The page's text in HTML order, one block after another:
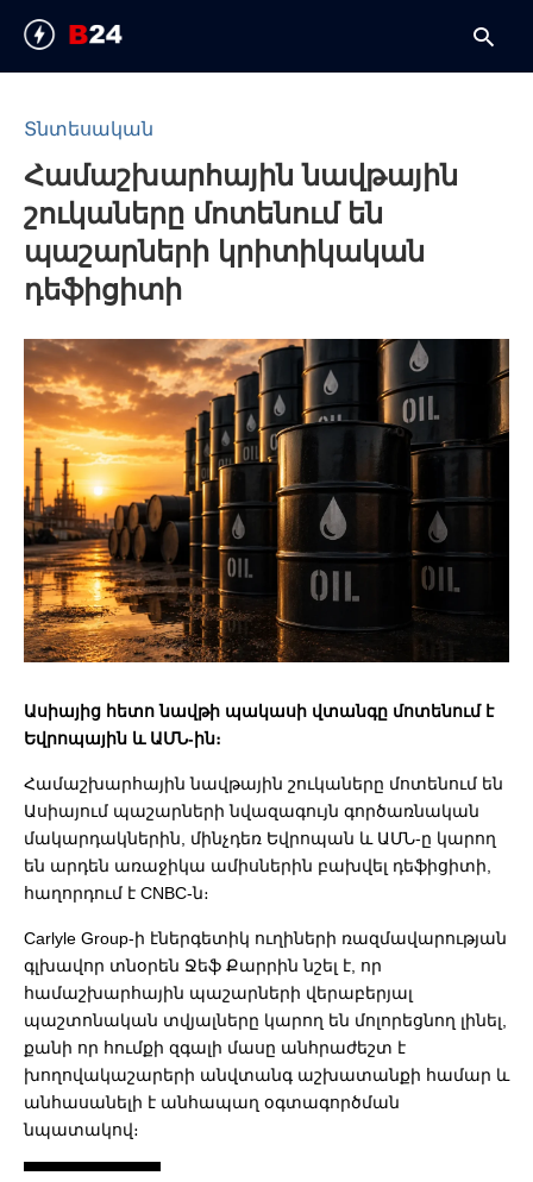
Տնտեսական
Համաշխարհային նավթային
շուկաները մոտենում են
պաշարների կրիտիկական
դեֆիցիտի
Ասիայից հետո նավթի պակասի վտանգը մոտենում է
Եվրոպային և ԱՄՆ-ին։
Համաշխարհային նավթային շուկաները մոտենում են
Ասիայում պաշարների նվազագույն գործառնական
մակարդակներին, մինչդեռ Եվրոպան և ԱՄՆ-ը կարող
են արդեն առաջիկա ամիսներին բախվել դեֆիցիտի,
հաղորդում է CNBC-ն։
Carlyle Group-ի էներգետիկ ուղիների ռազմավարության
գլխավոր տնօրեն Ջեֆ Քարրին նշել է, որ
համաշխարհային պաշարների վերաբերյալ
պաշտոնական տվյալները կարող են մոլորեցնող լինել,
քանի որ հումքի զգալի մասը անհրաժեշտ է
խողովակաշարերի անվտանգ աշխատանքի համար և
անհասանելի է անհապաղ օգտագործման
նպատակով։